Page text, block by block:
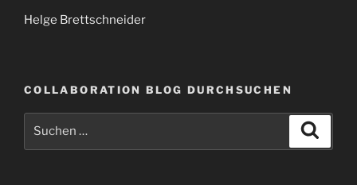
Helge Brettschneider
COLLABORATION BLOG DURCHSUCHEN